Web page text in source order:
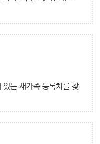
는 새가족 등록처를 찾